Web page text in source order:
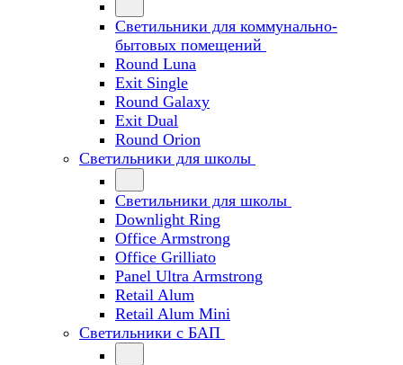
Светильники для коммунально-
бытовых помещений
Round Luna
Exit Single
Round Galaxy
Exit Dual
Round Orion
Светильники для школы
Светильники для школы
Downlight Ring
Office Armstrong
Office Grilliato
Panel Ultra Armstrong
Retail Alum
Retail Alum Mini
Светильники с БАП